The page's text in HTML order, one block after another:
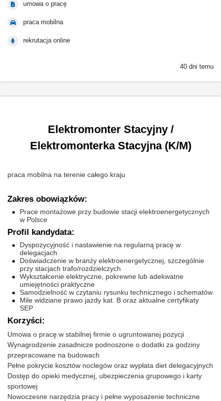
umowa o pracę
praca mobilna
rekrutacja online
40 dni temu
Elektromonter Stacyjny /
Elektromonterka Stacyjna (K/M)
praca mobilna na terenie całego kraju
Zakres obowiązków:
Prace montażowe przy budowie stacji elektroenergetycznych
w Polsce
Profil kandydata:
Dyspozycyjność i nastawienie na regularną pracę w
delegacjach
Doświadczenie w branży elektroenergetycznej, szczególnie
przy stacjach trafo/rozdzielczych
Wykształcenie elektryczne, pokrewne lub adekwatne
umiejętności praktyczne
Samodzielność w czytaniu rysunku technicznego i schematów
Mile widziane prawo jazdy kat. B oraz aktualne certyfikaty
SEP
Korzyści:
Umowa o pracę w stabilnej firmie o ugruntowanej pozycji
Wynagrodzenie zasadnicze podnoszone o dodatki za godziny
przepracowane na budowach
Pełne pokrycie kosztów noclegów oraz wypłata diet delegacyjnych
Dostęp do opieki medycznej, ubezpieczenia grupowego i karty
sportowej
Nowoczesne narzędzia pracy i pełne wyposażenie techniczne